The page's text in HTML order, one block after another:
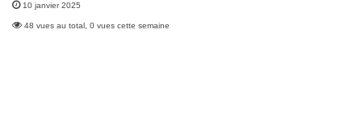
10 janvier 2025
48 vues au total, 0 vues cette semaine